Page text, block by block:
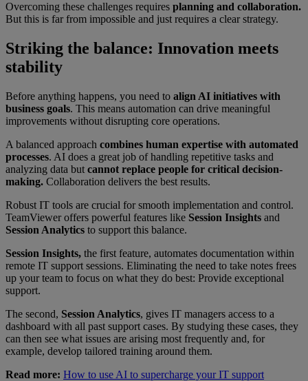
Overcoming these challenges requires planning and collaboration.
But this is far from impossible and just requires a clear strategy.
Striking the balance: Innovation meets
stability
Before anything happens, you need to align AI initiatives with
business goals. This means automation can drive meaningful
improvements without disrupting core operations.
A balanced approach combines human expertise with automated
processes. AI does a great job of handling repetitive tasks and
analyzing data but cannot replace people for critical decision-
making. Collaboration delivers the best results.
Robust IT tools are crucial for smooth implementation and control.
TeamViewer offers powerful features like Session Insights and
Session Analytics to support this balance.
Session Insights, the first feature, automates documentation within
remote IT support sessions. Eliminating the need to take notes frees
up your team to focus on what they do best: Provide exceptional
support.
The second, Session Analytics, gives IT managers access to a
dashboard with all past support cases. By studying these cases, they
can then see what issues are arising most frequently and, for
example, develop tailored training around them.
Read more: How to use AI to supercharge your IT support